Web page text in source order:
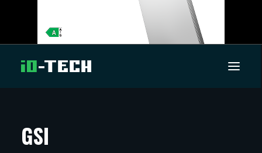
ARTIKKELIT
GSI